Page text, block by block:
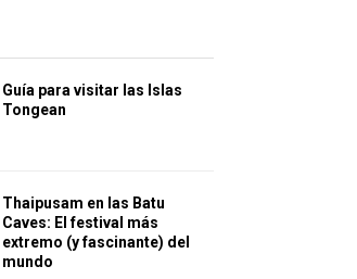
Guía para visitar las Islas
Tongean
Thaipusam en las Batu
Caves: El festival más
extremo (y fascinante) del
mundo